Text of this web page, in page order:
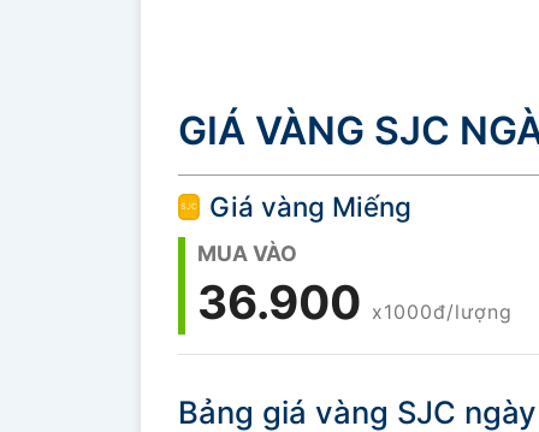
GIÁ VÀNG SJC
Giá vàng Miếng
MUA VÀO
36.900 x1000đ/lượng
Bảng giá vàng SJC